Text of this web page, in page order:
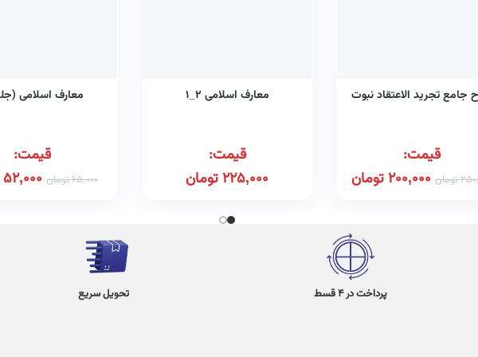
جامع تجرید الاعتقاد نبوت
قیمت:
تومان 200,000تومان
معارف اسلامی ۲_۱
قیمت:
225,000تومان
معارف اسلامی (جلد
قیمت:
65,000تومان 52,000
پرداخت در 4 قسط تحویل سریع